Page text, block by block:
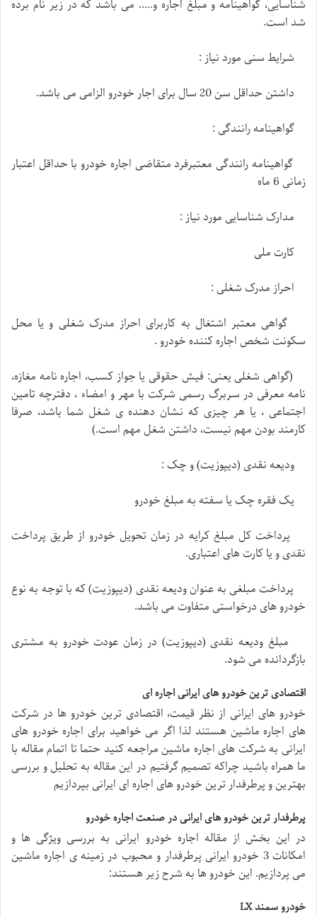
شناسایی، گواهینامه و مبلغ اجاره و….. می باشد که در زیر نام برده
شد است.
شرایط سنی مورد نیاز :
داشتن حداقل سن 20 سال برای اجار خودرو الزامی می باشد.
گواهینامه رانندگی :
گواهینامه رانندگی معتبرفرد متقاضی اجاره خودرو با حداقل اعتبار
زمانی 6 ماه
مدارک شناسایی مورد نیاز :
کارت ملی
احراز مدرک شغلی :
گواهی معتبر اشتغال به کاربرای احراز مدرک شغلی و یا محل
سکونت شخص اجاره کننده خودرو .
(گواهی شغلی يعنی: فيش حقوقی یا جواز كسب، اجاره نامه مغازه،
نامه معرفی در سربرگ رسمی شركت با مهر و امضاء ، دفترچه تامین
اجتماعی ، يا هر چيزی كه نشان دهنده ی شغل شما باشد، صرفا
كارمند بودن مهم نيست، داشتن شغل مهم است.)
ودیعه نقدی (دیپوزیت) و چک :
یک فقره چک یا سفته به مبلغ خودرو
پرداخت کل مبلغ کرایه در زمان تحویل خودرو از طریق پرداخت
نقدی و یا کارت های اعتباری.
پرداخت مبلغی به عنوان ودیعه نقدی (دیپوزیت) که با توجه به نوع
خودرو های درخواستی متفاوت می باشد.
مبلغ ودیعه نقدی (دیپوزیت) در زمان عودت خودرو به مشتری
بازگردانده می شود.
اقتصادی ترین خودرو های ایرانی اجاره ای
خودرو های ایرانی از نظر قیمت، اقتصادی ترین خودرو ها در شرکت
های اجاره ماشین هستند لذا اگر می خواهید برای اجاره خودرو های
ایرانی به شرکت های اجاره ماشین مراجعه کنید حتما تا اتمام مقاله با
ما همراه باشید چراکه تصمیم گرفتیم در این مقاله به تحلیل و بررسی
بهترین و پرطرفدار ترین خودرو های اجاره ای ایرانی بپردازیم
پرطرفدار ترین خودرو های ایرانی در صنعت اجاره خودرو
در این بخش از مقاله اجاره خودرو ایرانی به بررسی ویژگی ها و
امکانات 3 خودرو ایرانی پرطرفدار و محبوب در زمینه ی اجاره ماشین
می پردازیم. این خودرو ها به شرح زیر هستند:
خودرو سمند LX